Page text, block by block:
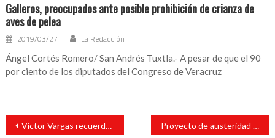
Galleros, preocupados ante posible prohibición de crianza de
aves de pelea
2019/03/27 La Redacción
Ángel Cortés Romero/ San Andrés Tuxtla.- A pesar de que el 90
por ciento de los diputados del Congreso de Veracruz
Navegación
Víctor Vargas recuerda corrupción por más de 400mdp a Julen Rementería Proyecto de austeridad electoral vela por los intereses del pueblo veracruzano: Ríos Uribe*